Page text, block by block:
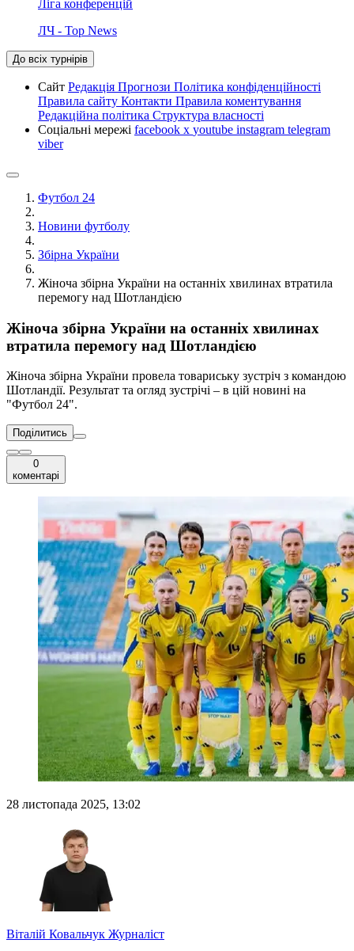
Ліга конференцій
ЛЧ - Top News
До всіх турнірів
Сайт Редакція Прогнози Політика конфіденційності
Правила сайту Контакти Правила коментування
Редакційна політика Структура власності
Соціальні мережі facebook x youtube instagram telegram
viber
Футбол 24
Новини футболу
Збірна України
Жіноча збірна України на останніх хвилинах втратила
перемогу над Шотландією
Жіноча збірна України на останніх хвилинах
втратила перемогу над Шотландією
Жіноча збірна України провела товариську зустріч з командою
Шотландії. Результат та огляд зустрічі – в цій новині на
"Футбол 24".
Поділитись
0
коментарі
28 листопада 2025, 13:02
Віталій Ковальчук Журналіст